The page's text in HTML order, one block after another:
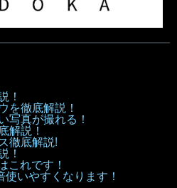
！
を徹底解説！
写真が撮れる！
解説！
徹底解説!
！
これです！
使いやすくなります！